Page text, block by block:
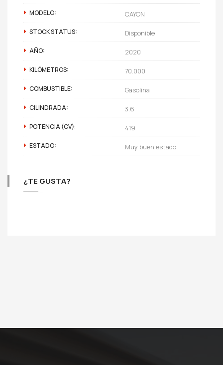
MODELO: CAYON
STOCK STATUS: Disponible
AÑO: 2020
KILÓMETROS: 70.000
COMBUSTIBLE: Gasolina
CILINDRADA: 3.6
POTENCIA (CV): 419
ESTADO: Muy buen estado
¿TE GUSTA?